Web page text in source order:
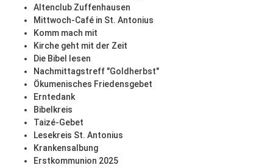
Altenclub Zuffenhausen
Mittwoch-Café in St. Antonius
Komm mach mit
Kirche geht mit der Zeit
Die Bibel lesen
Nachmittagstreff "Goldherbst"
Ökumenisches Friedensgebet
Erntedank
Bibelkreis
Taizé-Gebet
Lesekreis St. Antonius
Krankensalbung
Erstkommunion 2025